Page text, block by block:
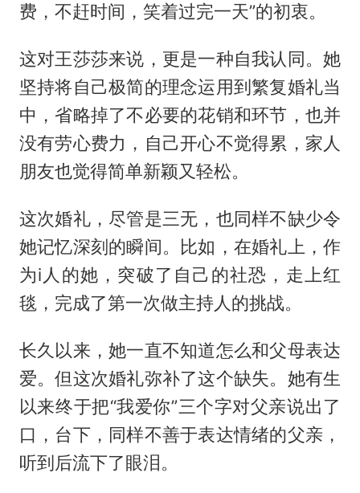
费，不赶时间，笑着过完一天”的初衷。
这对王莎莎来说，更是一种自我认同。她
坚持将自己极简的理念运用到繁复婚礼当
中，省略掉了不必要的花销和环节，也并
没有劳心费力，自己开心不觉得累，家人
朋友也觉得简单新颖又轻松。
这次婚礼，尽管是三无，也同样不缺少令
她记忆深刻的瞬间。比如，在婚礼上，作
为i人的她，突破了自己的社恐，走上红
毯，完成了第一次做主持人的挑战。
长久以来，她一直不知道怎么和父母表达
爱。但这次婚礼弥补了这个缺失。她有生
以来终于把“我爱你”三个字对父亲说出了
口，台下，同样不善于表达情绪的父亲，
听到后流下了眼泪。